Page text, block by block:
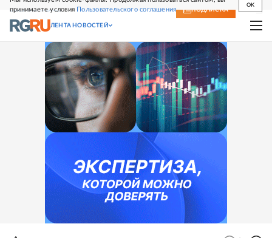
принимаете условия Пользовательского соглашения
OK
СВЕЖИЙ НОМЕР ПОДПИСКА
ЛЕНТА НОВОСТЕЙ